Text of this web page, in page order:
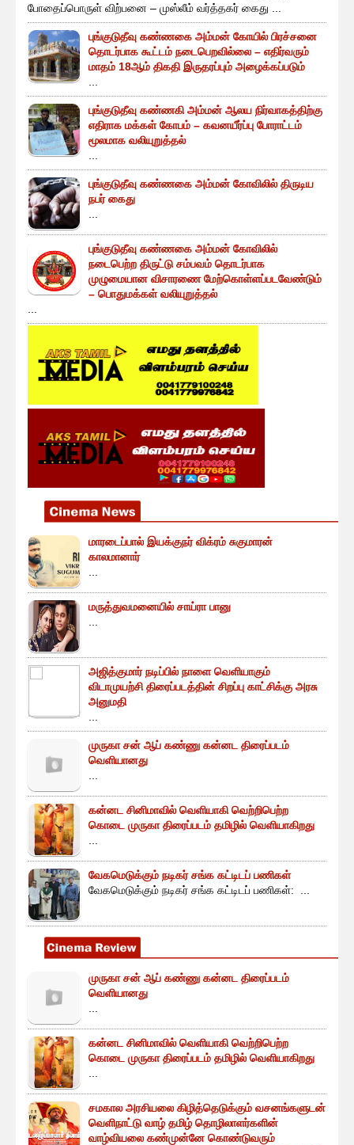
போதைப்பொருள் விற்பனை – முஸ்லீம் வர்த்தகர் கைது ...
புங்குடுதீவு கண்ணகை அம்மன் கோயில் பிரச்சனை
தொடர்பாக கூட்டம் நடைபெறவில்லை – எதிர்வரும்
மாதம் 18ஆம் திகதி இருதரப்பும் அழைக்கப்படும்
புங்குடுதீவு கண்ணகி அம்மன் ஆலய நிர்வாகத்திற்கு
எதிராக மக்கள் கோபம் – கவனயீர்ப்பு போராட்டம்
மூலமாக வலியுறுத்தல்
புங்குடுதீவு கண்ணகை அம்மன் கோவிலில் திருடிய
நபர் கைது
புங்குடுதீவு கண்ணகை அம்மன் கோவிலில்
நடைபெற்ற திருட்டு சம்பவம் தொடர்பாக
முழுமையான விசாரணை மேற்கொள்ளப்படவேண்டும்
– பொதுமக்கள் வலியுறுத்தல்
மாரடைப்பால் இயக்குநர் விக்ரம் சுகுமாரன்
காலமானார்
மருத்துவமனையில் சாய்ரா பானு
அஜித்குமார் நடிப்பில் நாளை வெளியாகும்
விடாமுயற்சி திரைப்படத்தின் சிறப்பு காட்சிக்கு அரசு
அனுமதி
முருகா சன் ஆப் கண்ணு கன்னட திரைப்படம்
வெளியானது
கன்னட சினிமாவில் வெளியாகி வெற்றிபெற்ற
கொடை முருகா திரைப்படம் தமிழில் வெளியாகிறது
வேகமெடுக்கும் நடிகர் சங்க கட்டிடப் பணிகள்
வேகமெடுக்கும் நடிகர் சங்க கட்டிடப் பணிகள்: ...
முருகா சன் ஆப் கண்ணு கன்னட திரைப்படம்
வெளியானது
கன்னட சினிமாவில் வெளியாகி வெற்றிபெற்ற
கொடை முருகா திரைப்படம் தமிழில் வெளியாகிறது
சமகால அரசியலை கிழித்தெடுக்கும் வசனங்களுடன்
வெளிநாட்டு வாழ் தமிழ் தொழிலாளர்களின்
வாழ்வியலை கண்முன்னே கொண்டுவரும்